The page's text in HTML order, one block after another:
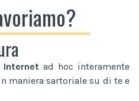
Internet ad hoc interamente
maniera sartoriale su di te e